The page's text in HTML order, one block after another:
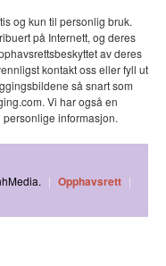
og kun til personlig bruk.
på Internett, og deres
av deres
kontakt oss eller fyll ut
så snart som
Vi har også en
informasjon.
| Opphavsrett |